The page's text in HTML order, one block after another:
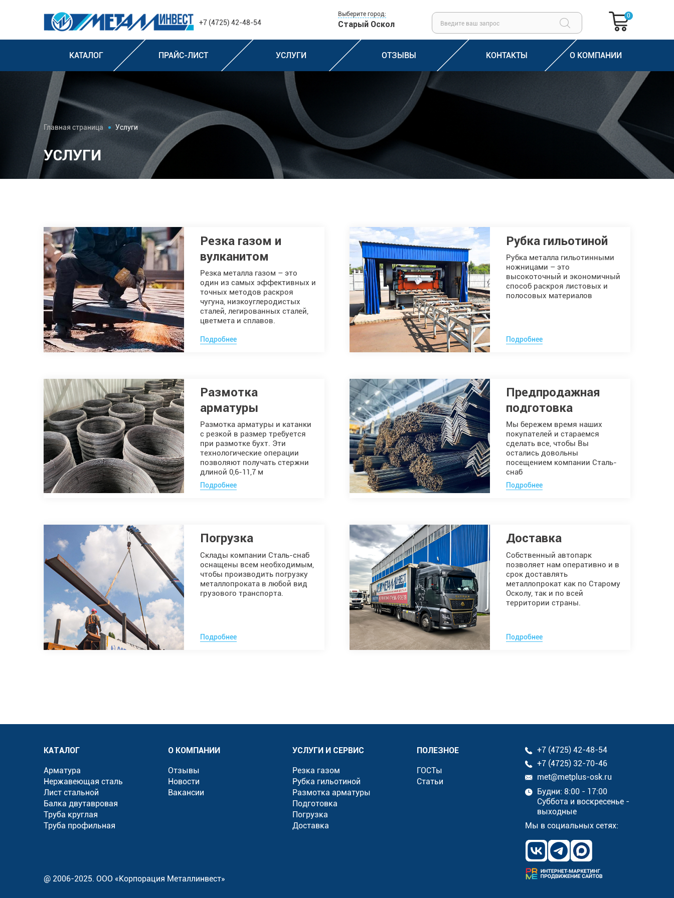
+7 (4725) 42-48-54
Выберите город:
Старый Оскол
0
КАТАЛОГ ПРАЙС-ЛИСТ УСЛУГИ ОТЗЫВЫ КОНТАКТЫ О КОМПАНИИ
Главная страница Услуги
УСЛУГИ
Резка газом и
вулканитом
Резка металла газом – это
один из самых эффективных и
точных методов раскроя
чугуна, низкоуглеродистых
сталей, легированных сталей,
цветмета и сплавов.
Подробнее
Рубка гильотиной
Рубка металла гильотинными
ножницами – это
высокоточный и экономичный
способ раскроя листовых и
полосовых материалов
Подробнее
Размотка
арматуры
Размотка арматуры и катанки
с резкой в размер требуется
при размотке бухт. Эти
технологические операции
позволяют получать стержни
длиной 0,6-11,7 м
Подробнее
Предпродажная
подготовка
Мы бережем время наших
покупателей и стараемся
сделать все, чтобы Вы
остались довольны
посещением компании Сталь-
снаб
Подробнее
Погрузка
Склады компании Сталь-снаб
оснащены всем необходимым,
чтобы производить погрузку
металлопроката в любой вид
грузового транспорта.
Подробнее
Доставка
Собственный автопарк
позволяет нам оперативно и в
срок доставлять
металлопрокат как по Старому
Осколу, так и по всей
территории страны.
Подробнее
КАТАЛОГ
Арматура
Нержавеющая сталь
Лист стальной
Балка двутавровая
Труба круглая
Труба профильная
О КОМПАНИИ
Отзывы
Новости
Вакансии
УСЛУГИ И СЕРВИС
Резка газом
Рубка гильотиной
Размотка арматуры
Подготовка
Погрузка
Доставка
ПОЛЕЗНОЕ
ГОСТы
Статьи
+7 (4725) 42-48-54
+7 (4725) 32-70-46
met@metplus-osk.ru
Будни: 8:00 - 17:00
Суббота и воскресенье -
выходные
Мы в социальных сетях:
@ 2006-2025. ООО «Корпорация Металлинвест»